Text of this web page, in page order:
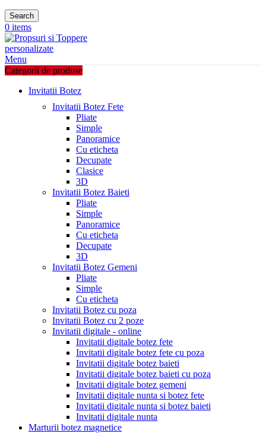
Search
0 items
Menu
Categorii de produse
Invitatii Botez
Invitatii Botez Fete
Pliate
Simple
Panoramice
Cu eticheta
Decupate
Clasice
3D
Invitatii Botez Baieti
Pliate
Simple
Panoramice
Cu eticheta
Decupate
3D
Invitatii Botez Gemeni
Pliate
Simple
Cu eticheta
Invitatii Botez cu poza
Invitatii Botez cu 2 poze
Invitatii digitale - online
Invitatii digitale botez fete
Invitatii digitale botez fete cu poza
Invitatii digitale botez baieti
Invitatii digitale botez baieti cu poza
Invitatii digitale botez gemeni
Invitatii digitale nunta si botez fete
Invitatii digitale nunta si botez baieti
Invitatii digitale nunta
Marturii botez magnetice